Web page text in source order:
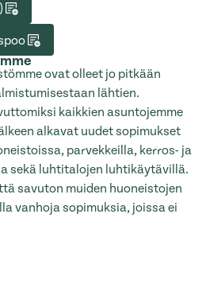
ovat olleet jo pitkään
lähtien.
kaikkien asuntojemme
alkavat uudet sopimukset
parvekkeilla, kerros- ja
sekä luhtitalojen luhtikäytävillä.
savuton muiden huoneistojen
vanhoja sopimuksia, joissa ei